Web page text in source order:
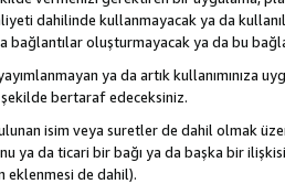
dahilinde kullanmayacak ya da
oluşturmayacak ya da bu
ya da artık kullanımınıza
bertaraf edeceksiniz.
isim veya suretler de dahil olmak
ya da ticari bir bağı ya da başka bir
eklenmesi de dahil).